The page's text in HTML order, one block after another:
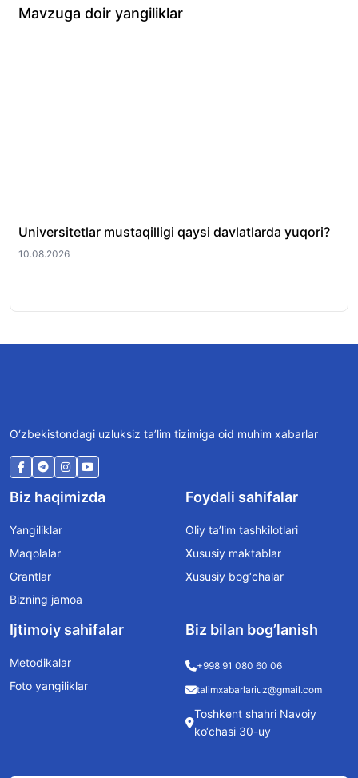
Mavzuga doir yangiliklar
Universitetlar mustaqilligi qaysi davlatlarda yuqori?
10.08.2026
O‘zbekistondagi uzluksiz ta’lim tizimiga oid muhim xabarlar
Biz haqimizda
Yangiliklar
Maqolalar
Grantlar
Bizning jamoa
Foydali sahifalar
Oliy ta’lim tashkilotlari
Xususiy maktablar
Xususiy bog‘chalar
Ijtimoiy sahifalar
Metodikalar
Foto yangiliklar
Biz bilan bog’lanish
+998 91 080 60 06
talimxabarlariuz@gmail.com
Toshkent shahri Navoiy
ko‘chasi 30-uy